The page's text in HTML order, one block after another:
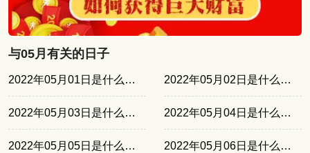
与05月有关的日子
2022年05月01日是什么日子 2022年05月02日是什么日子
2022年05月03日是什么日子 2022年05月04日是什么日子
2022年05月05日是什么日子 2022年05月06日是什么日子